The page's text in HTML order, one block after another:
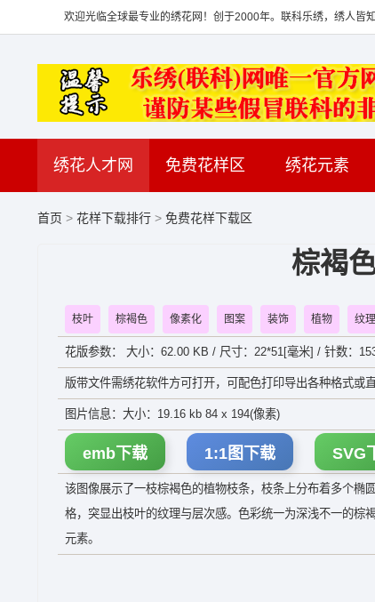
欢迎光临全球最专业的绣花网！创于2000年。联科乐绣，绣人皆
绣花人才网 免费花样区 绣花元素
首页 > 花样下载排行 > 免费花样下载区
棕褐
枝叶 棕褐色 像素化 图案 装饰 植物 纹理
花版参数： 大小：62.00 KB / 尺寸：22*51[毫米] / 针数：
版带文件需绣花软件方可打开，可配色打印导出各种格式或
图片信息：大小：19.16 kb 84 x 194(像素)
emb下载 1:1图下载 SVG
该图像展示了一枝棕褐色的植物枝条，枝条上分布着多个椭
格，突显出枝叶的纹理与层次感。色彩统一为深浅不一的棕
元素。